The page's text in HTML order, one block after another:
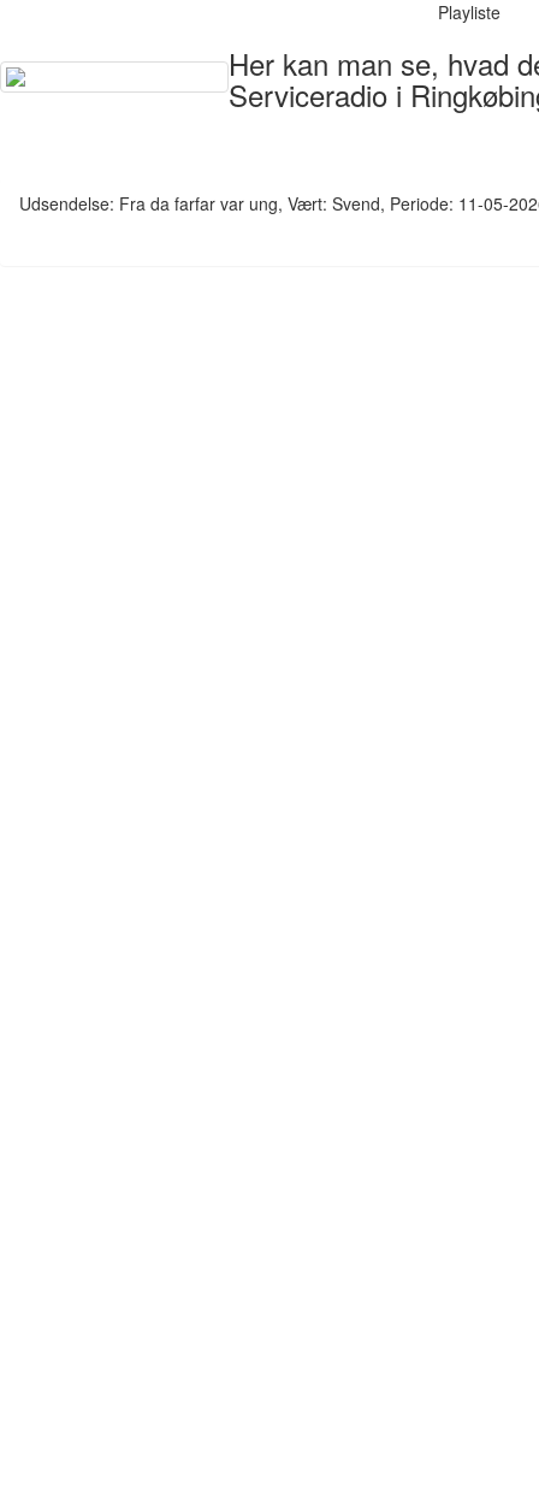
Playliste
Her kan man se, hvad
Serviceradio i
Udsendelse: Fra da farfar var ung, Vært: Svend, Periode: 11-05-